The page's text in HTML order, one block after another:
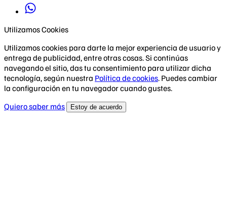
Utilizamos Cookies
Utilizamos cookies para darte la mejor experiencia de usuario y
entrega de publicidad, entre otras cosas. Si continúas
navegando el sitio, das tu consentimiento para utilizar dicha
tecnología, según nuestra Política de cookies. Puedes cambiar
la configuración en tu navegador cuando gustes.
Quiero saber más
Estoy de acuerdo